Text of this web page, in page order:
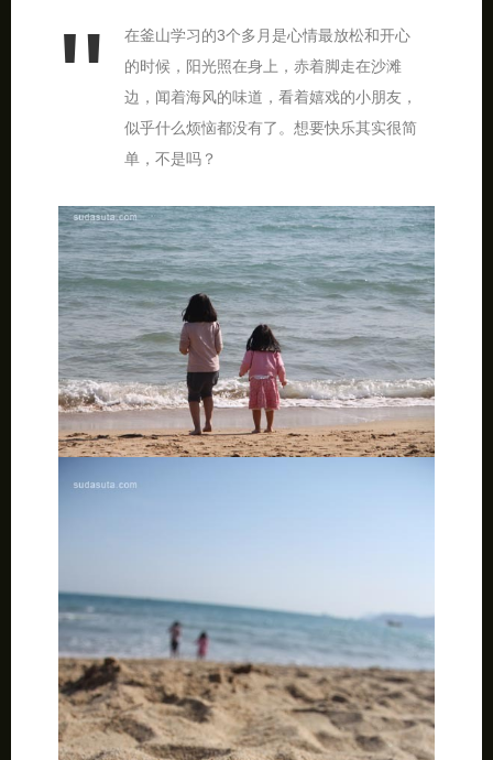
在釜山学习的3个多月是心情最放松和开心
的时候，阳光照在身上，赤着脚走在沙滩
边，闻着海风的味道，看着嬉戏的小朋友，
似乎什么烦恼都没有了。想要快乐其实很简
单，不是吗？